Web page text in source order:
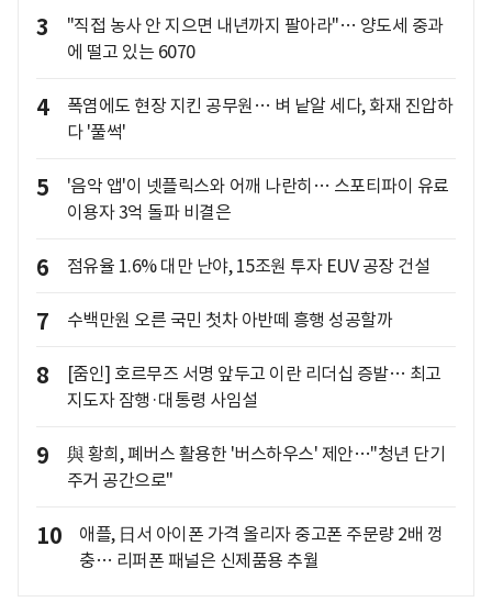
3
"직접 농사 안 지으면 내년까지 팔아라"… 양도세 중과
에 떨고 있는 6070
4
폭염에도 현장 지킨 공무원… 벼 낱알 세다, 화재 진압하
다 '풀썩'
5
'음악 앱'이 넷플릭스와 어깨 나란히… 스포티파이 유료
이용자 3억 돌파 비결은
6 점유율 1.6% 대만 난야, 15조원 투자 EUV 공장 건설
7 수백만원 오른 국민 첫차 아반떼 흥행 성공할까
8
[줌인] 호르무즈 서명 앞두고 이란 리더십 증발… 최고
지도자 잠행·대통령 사임설
9
與 황희, 폐버스 활용한 '버스하우스' 제안…"청년 단기
주거 공간으로"
10
애플, 日서 아이폰 가격 올리자 중고폰 주문량 2배 껑
충… 리퍼폰 패널은 신제품용 추월